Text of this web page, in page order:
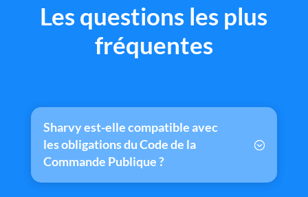
Les questions les plus
fréquentes
Sharvy est-elle compatible avec
les obligations du Code de la
Commande Publique ?